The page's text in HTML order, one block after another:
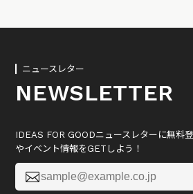
ニュースレター
NEWSLETTER
IDEAS FOR GOODニュースレターに無料
やイベント情報をGETしよう！
